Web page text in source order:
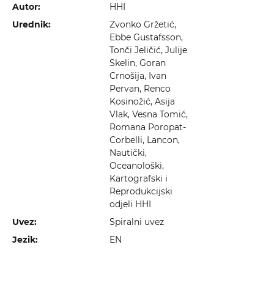
Autor:
HHI
Urednik:
Zvonko Gržetić,
Ebbe Gustafsson,
Tonči Jeličić, Julije
Skelin, Goran
Crnošija, Ivan
Pervan, Renco
Kosinožić, Asija
Vlak, Vesna Tomić,
Romana Poropat-
Corbelli, Lancon,
Nautički,
Oceanološki,
Kartografski i
Reprodukcijski
odjeli HHI
Uvez:
Spiralni uvez
Jezik:
EN